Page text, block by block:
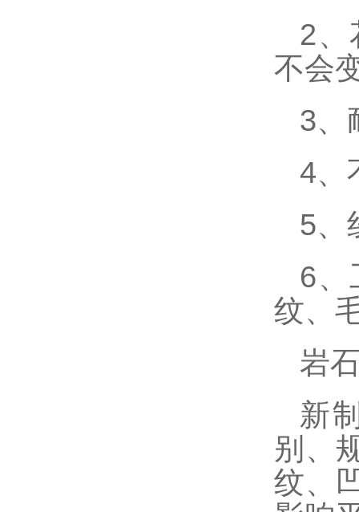
2
不会
3、
4、
5、
6
纹、
岩
新
别、
纹、